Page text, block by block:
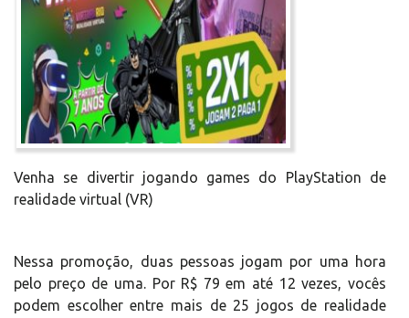
Venha se divertir jogando games do PlayStation de
realidade virtual (VR)
Nessa promoção, duas pessoas jogam por uma hora
pelo preço de uma. Por R$ 79 em até 12 vezes, vocês
podem escolher entre mais de 25 jogos de realidade